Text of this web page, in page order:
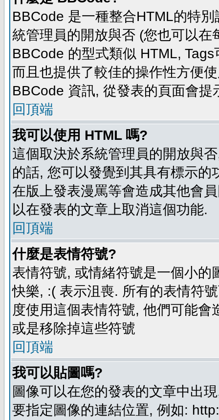
BBCode 是一種整合HTML的特
統管理員的開放與否 (您也可以
BBCode 的型式類似 HTML,
而且也提供了較佳的操作性方便
BBCode 資訊, 從發表的頁面會提
回頂端
我可以使用 HTML 嗎?
這個取決於系統管理員的開放與
的話, 您可以發覺到其具有標示
在版上發表漫罵等會造成其他會
以在發表的文章上取消這個功能.
回頂端
什麼是表情符號?
表情符號, 或情緒符號是一個小
快樂, :( 表示沮喪. 所有的表情符
度使用這個表情符號, 他們可能
或是移除掉這些符號
回頂端
我可以貼圖嗎?
圖像可以在您的發表的文章中出
要指定圖像的連結位置, 例如: